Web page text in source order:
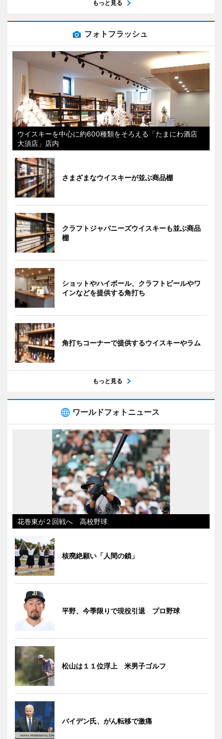
もっと見る
フォトフラッシュ
ウイスキーを中心に約600種類をそろえる「たまにわ酒店
大須店」店内
さまざまなウイスキーが並ぶ商品棚
クラフトジャパニーズウイスキーも並ぶ商品
棚
ショットやハイボール、クラフトビールやワ
インなどを提供する角打ち
角打ちコーナーで提供するウイスキーやラム
もっと見る
ワールドフォトニュース
花巻東が２回戦へ 高校野球
核廃絶願い「人間の鎖」
平野、今季限りで現役引退 プロ野球
松山は１１位浮上 米男子ゴルフ
バイデン氏、がん転移で激痛